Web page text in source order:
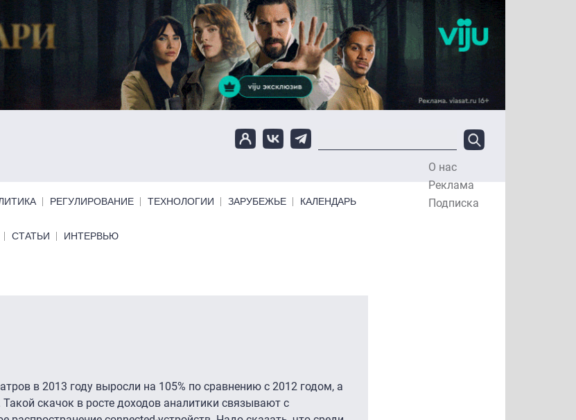
О нас
Реклама
Подписка
РЕГУЛИРОВАНИЕ ТЕХНОЛОГИИ ЗАРУБЕЖЬЕ КАЛЕНДАРЬ
СТАТЬИ ИНТЕРВЬЮ
в 2013 году выросли на 105% по сравнению с 2012 годом, а
скачок в росте доходов аналитики связывают с